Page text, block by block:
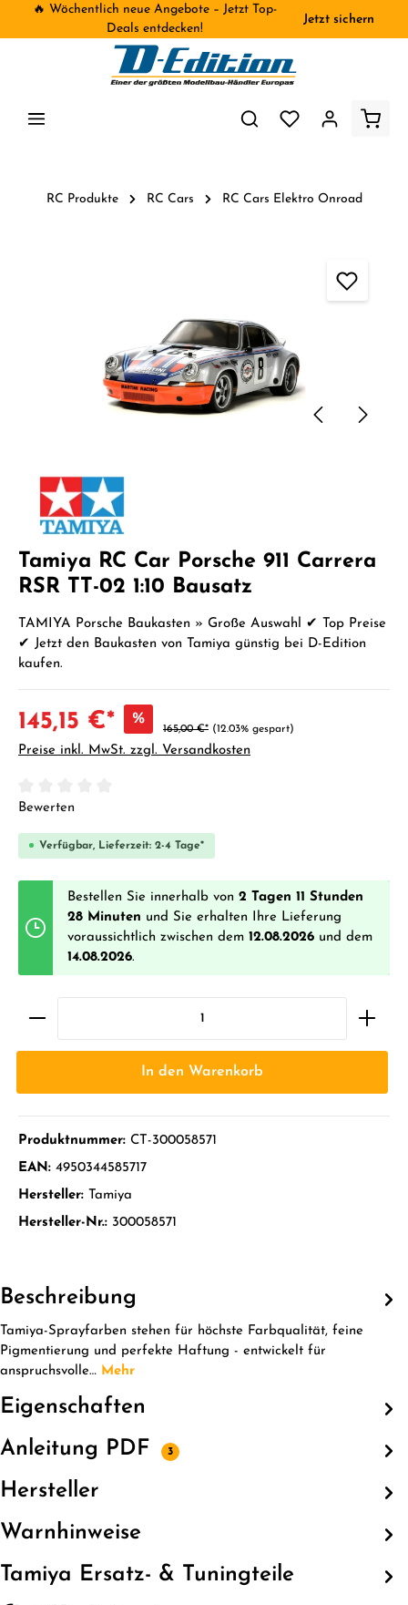
🔥 Wöchentlich neue Angebote – Jetzt Top-
Deals entdecken!
Jetzt sichern
RC Produkte RC Cars RC Cars Elektro Onroad
Tamiya RC Car Porsche 911 Carrera
RSR TT-02 1:10 Bausatz
TAMIYA Porsche Baukasten » Große Auswahl ✔ Top Preise
✔ Jetzt den Baukasten von Tamiya günstig bei D-Edition
kaufen.
145,15 €* %
165,00 €* (12.03% gespart)
Preise inkl. MwSt. zzgl. Versandkosten
Durchschnittliche Bewertung von 0 von 5 Sternen
Bewerten
Verfügbar, Lieferzeit: 2-4 Tage*
Bestellen Sie innerhalb von 2 Tagen 11 Stunden
28 Minuten und Sie erhalten Ihre Lieferung
voraussichtlich zwischen dem 12.08.2026 und dem
14.08.2026.
In den Warenkorb
Produktnummer: CT-300058571
EAN: 4950344585717
Hersteller: Tamiya
Hersteller-Nr.: 300058571
Beschreibung
Tamiya-Sprayfarben stehen für höchste Farbqualität, feine
Pigmentierung und perfekte Haftung - entwickelt für
anspruchsvolle… Mehr
Eigenschaften
Anleitung PDF
3
Hersteller
Warnhinweise
Tamiya Ersatz- & Tuningteile